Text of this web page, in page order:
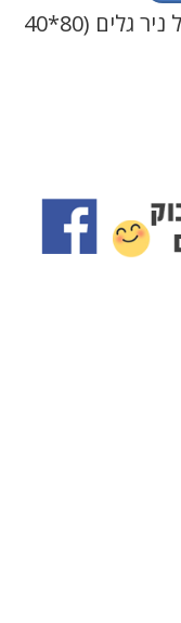
תמונת חלון מהסידרה החדשה של ניר גלים (80*40